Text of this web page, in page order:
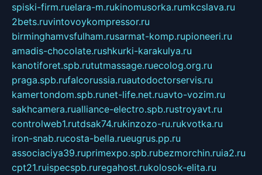
spiski-firm.ruelara-m.rukinomusorka.rumkcslava.ru
2bets.ruvintovoykompressor.ru
birminghamvsfulham.rusarmat-komp.rupioneeri.ru
amadis-chocolate.rushkurki-karakulya.ru
kanotiforet.spb.rututmassage.ruecolog.org.ru
praga.spb.rufalcorussia.ruautodoctorservis.ru
kamertondom.spb.runet-life.net.ruavto-vozim.ru
sakhcamera.rualliance-electro.spb.rustroyavt.ru
controlweb1.rutdsak74.rukinzozo-ru.rukvotka.ru
iron-snab.rucosta-bella.rueugrus.pp.ru
associaciya39.ruprimexpo.spb.rubezmorchin.ruia2.ru
cpt21.ruispecspb.ruregahost.rukolosok-elita.ru